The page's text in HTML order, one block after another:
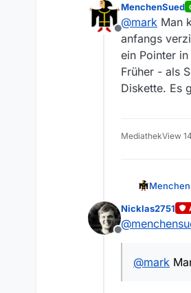
Nun
und
Offline
MenchenSued
@mark Man
anfangs
ein Pointer
Früher - als
Diskette. Es
MediathekView
Offline
Nicklas2751
@
@mark